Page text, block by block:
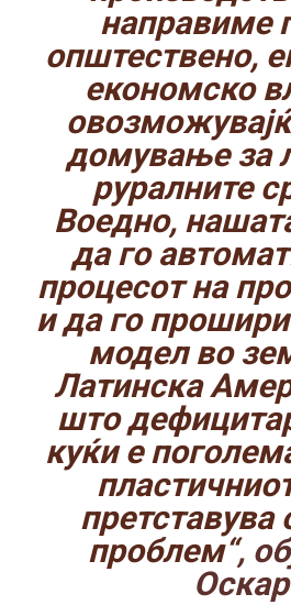
направиме
општествено,
економско
домување за
руралните
Воедно,
да го
процесот на
и да го
модел во
Латинска
што
куќи е
претставува
проблем“,